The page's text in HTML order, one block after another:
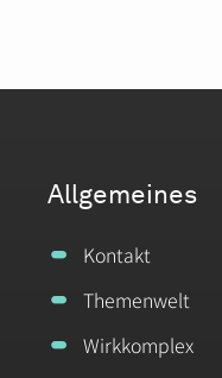
Allgemeines
Kontakt
Themenwelt
Wirkkomplex